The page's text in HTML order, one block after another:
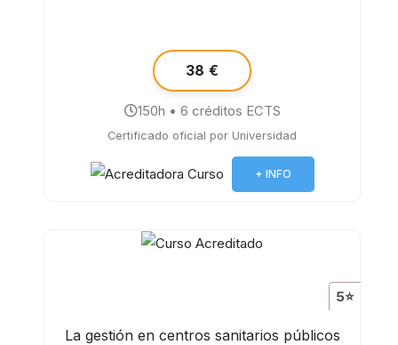
38 €
150h • 6 créditos ECTS
Certificado oficial por Universidad
+ INFO
5⭐
La gestión en centros sanitarios públicos